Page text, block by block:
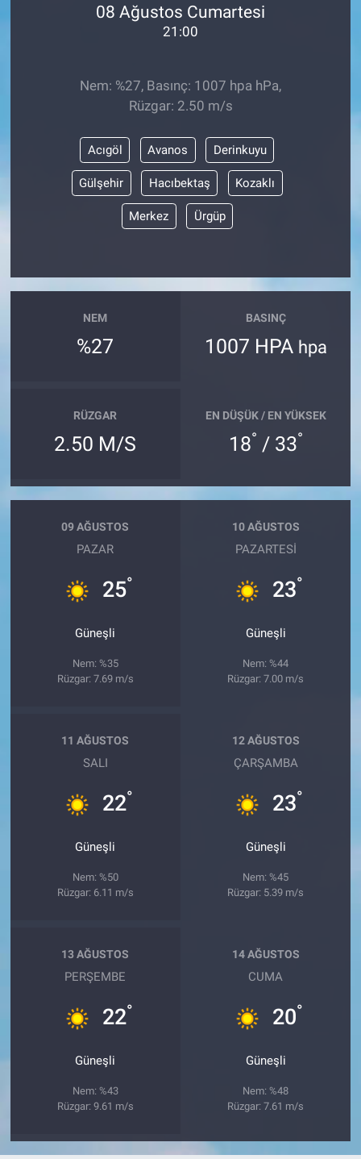
08 Ağustos Cumartesi
21:00
Nem: %27, Basınç: 1007 hpa hPa,
Rüzgar: 2.50 m/s
Acıgöl Avanos Derinkuyu
Gülşehir Hacıbektaş Kozaklı
Merkez Ürgüp
NEM
%27
BASINÇ
1007 HPA hpa
RÜZGAR
2.50 M/S
EN DÜŞÜK / EN YÜKSEK
18° / 33°
09 AĞUSTOS
PAZAR
25°
Güneşli
Nem: %35
Rüzgar: 7.69 m/s
10 AĞUSTOS
PAZARTESI
23°
Güneşli
Nem: %44
Rüzgar: 7.00 m/s
11 AĞUSTOS
SALI
22°
Güneşli
Nem: %50
Rüzgar: 6.11 m/s
12 AĞUSTOS
ÇARŞAMBA
23°
Güneşli
Nem: %45
Rüzgar: 5.39 m/s
13 AĞUSTOS
PERŞEMBE
22°
Güneşli
Nem: %43
Rüzgar: 9.61 m/s
14 AĞUSTOS
CUMA
20°
Güneşli
Nem: %48
Rüzgar: 7.61 m/s